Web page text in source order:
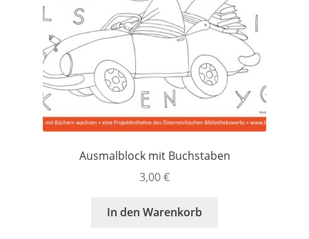
Widerrufsbelehrung
Zahlungsarten
Ausmalblock mit Buchstaben
3,00€
In den Warenkorb